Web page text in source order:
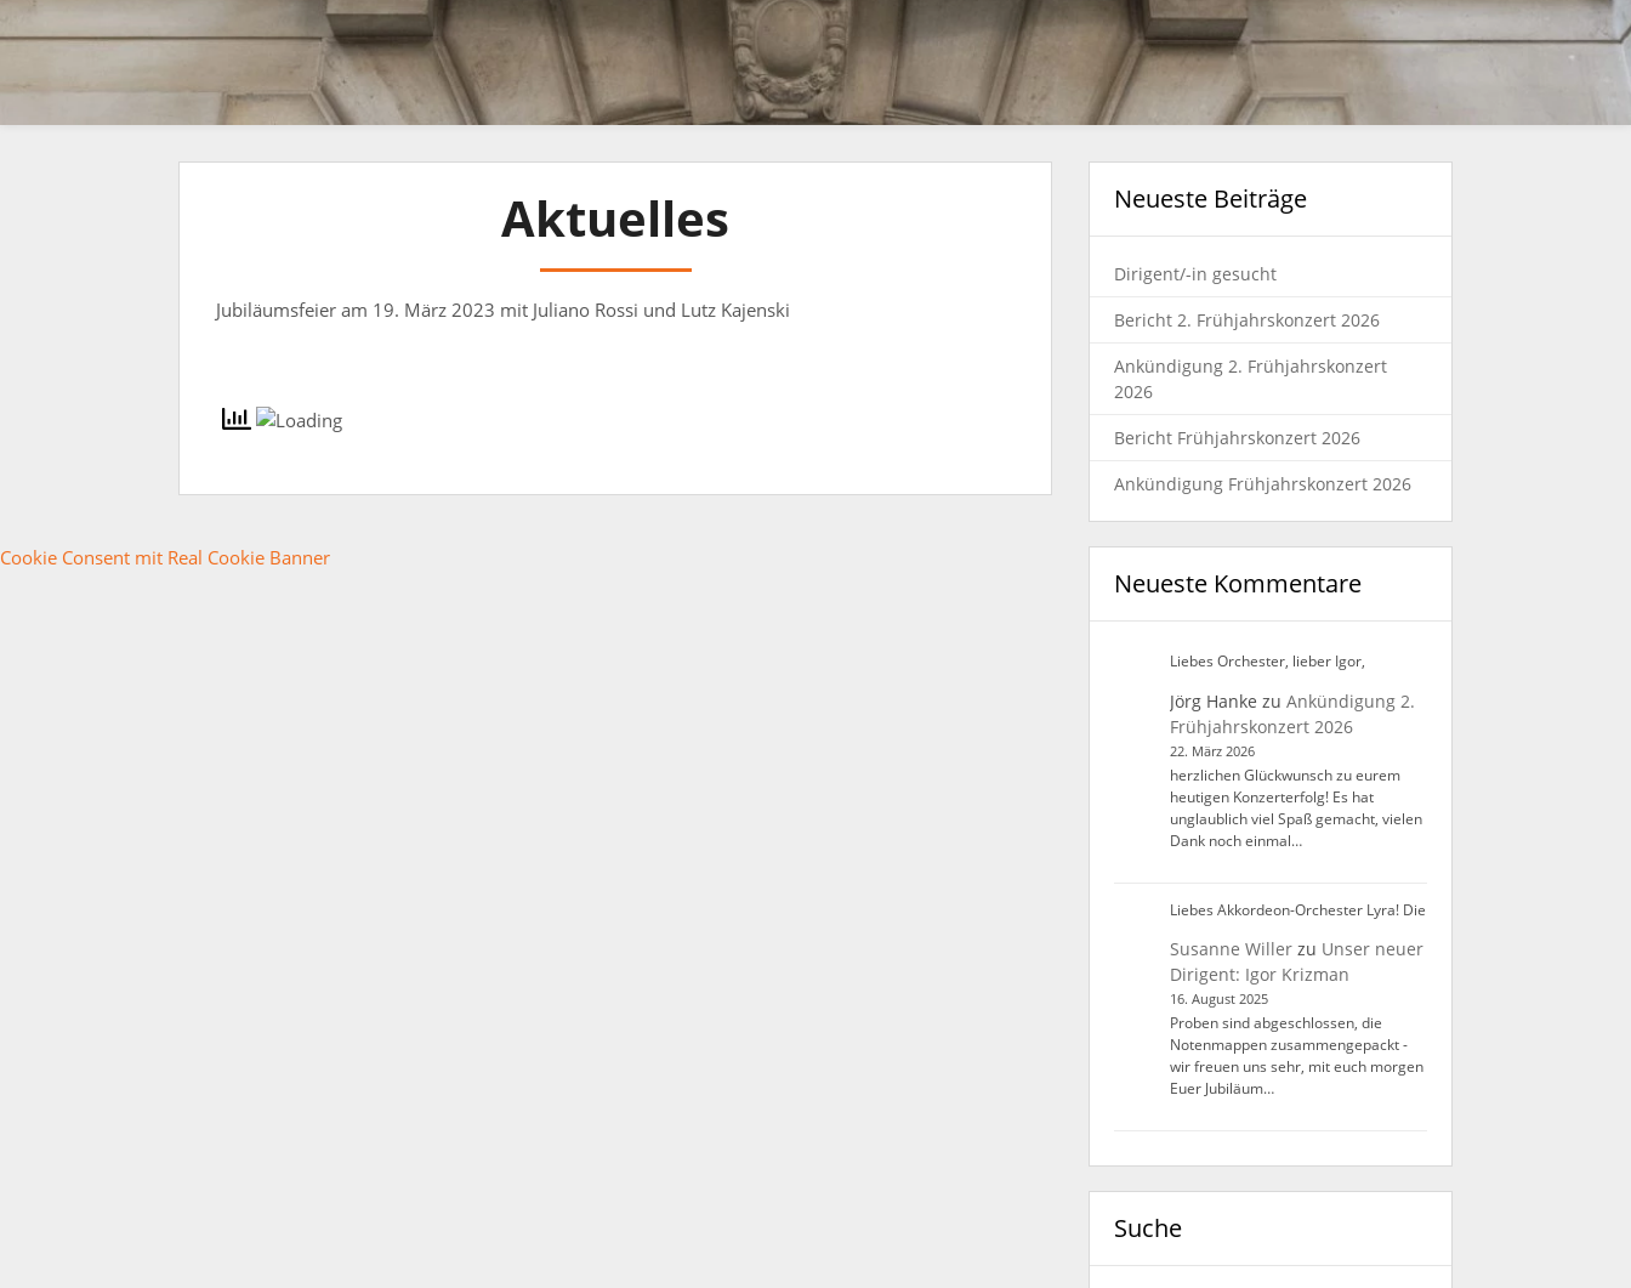
Aktuelles
Jubiläumsfeier am 19. März 2023 mit Juliano Rossi und Lutz Kajenski
Neueste Beiträge
Dirigent/-in gesucht
Bericht 2. Frühjahrskonzert 2026
Ankündigung 2. Frühjahrskonzert
2026
Bericht Frühjahrskonzert 2026
Ankündigung Frühjahrskonzert 2026
Neueste Kommentare
Jörg Hanke zu Ankündigung 2.
Frühjahrskonzert 2026
22. März 2026
Liebes Orchester, lieber Igor,
herzlichen Glückwunsch zu eurem
heutigen Konzerterfolg! Es hat
unglaublich viel Spaß gemacht, vielen
Dank noch einmal…
Susanne Willerzu Unser neuer
Dirigent: Igor Krizman
16. August 2025
Liebes Akkordeon-Orchester Lyra! Die
Proben sind abgeschlossen, die
Notenmappen zusammengepackt -
wir freuen uns sehr, mit euch morgen
Euer Jubiläum…
Suche
Cookie Consent mit Real Cookie Banner